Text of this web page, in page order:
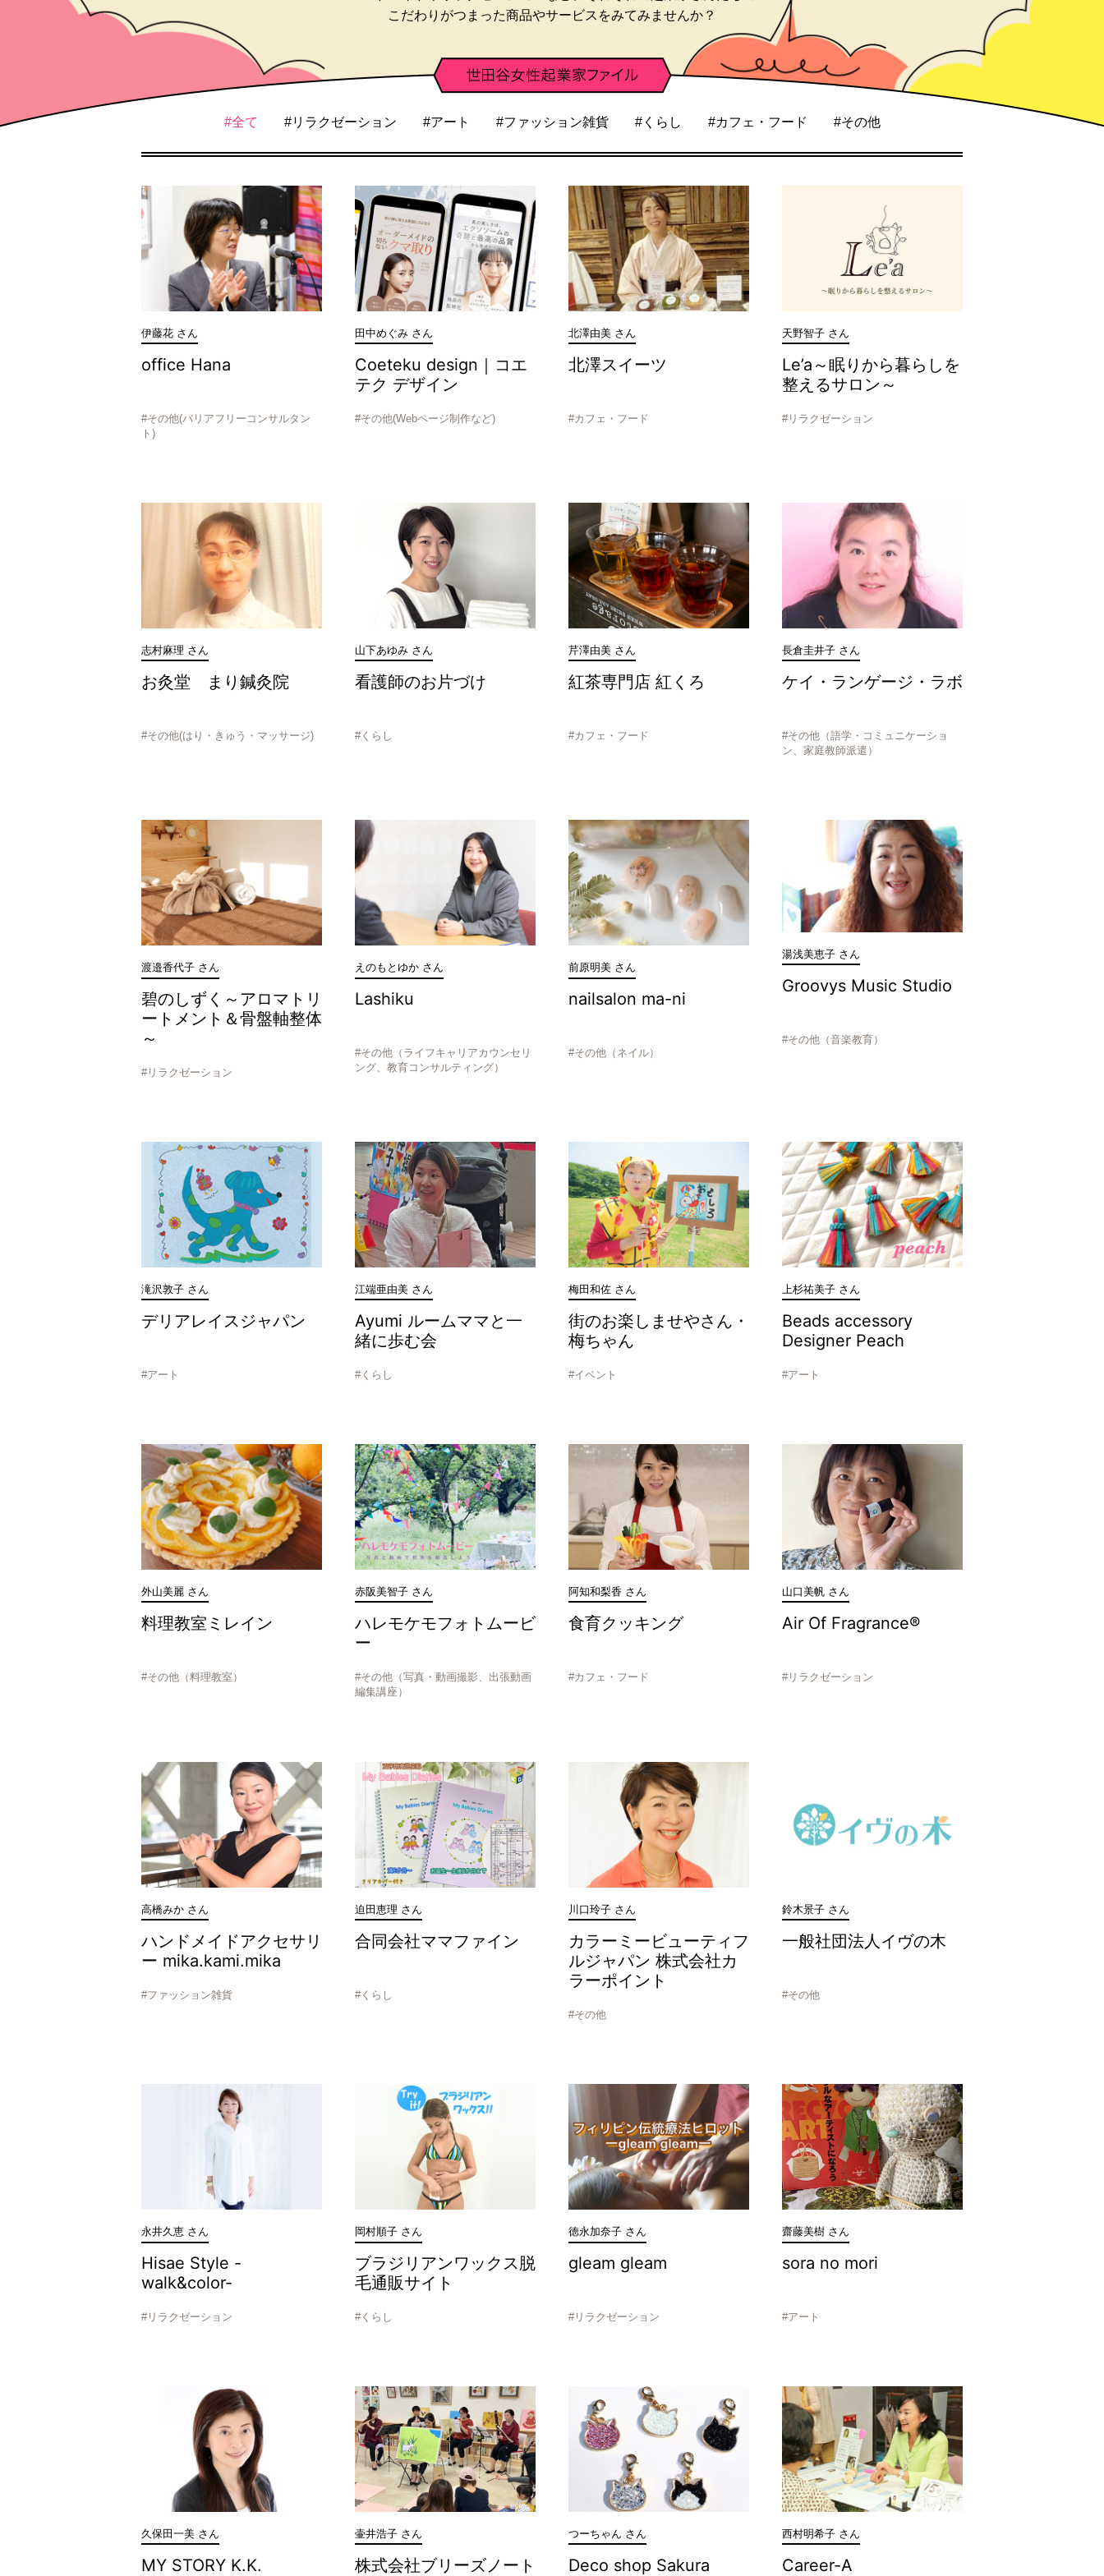
こだわりがつまった商品やサービスをみてみませんか？
#全て #リラクゼーション #アート #ファッション雑貨 #くらし #カフェ・フード #その他
伊藤花 さん
office Hana
#その他(バリアフリーコンサルタン
ト)
田中めぐみ さん
Coeteku design｜コエ
テク デザイン
#その他(Webページ制作など)
北澤由美 さん
北澤スイーツ
#カフェ・フード
天野智子 さん
Le’a～眠りから暮らしを
整えるサロン～
#リラクゼーション
志村麻理 さん
お灸堂 まり鍼灸院
#その他(はり・きゅう・マッサージ)
山下あゆみ さん
看護師のお片づけ
#くらし
芹澤由美 さん
紅茶専門店 紅くろ
#カフェ・フード
長倉圭井子 さん
ケイ・ランゲージ・ラボ
#その他（語学・コミュニケーショ
ン、家庭教師派遣）
渡邉香代子 さん
碧のしずく～アロマトリ
ートメント＆骨盤軸整体
～
#リラクゼーション
えのもとゆか さん
Lashiku
#その他（ライフキャリアカウンセリ
ング、教育コンサルティング）
前原明美 さん
nailsalon ma-ni
#その他（ネイル）
湯浅美恵子 さん
Groovys Music Studio
#その他（音楽教育）
滝沢敦子 さん
デリアレイスジャパン
#アート
江端亜由美 さん
Ayumi ルームママと一
緒に歩む会
#くらし
梅田和佐 さん
街のお楽しませやさん・
梅ちゃん
#イベント
上杉祐美子 さん
Beads accessory
Designer Peach
#アート
外山美麗 さん
料理教室ミレイン
#その他（料理教室）
赤阪美智子 さん
ハレモケモフォトムービ
ー
#その他（写真・動画撮影、出張動画
編集講座）
阿知和梨香 さん
食育クッキング
#カフェ・フード
山口美帆 さん
Air Of Fragrance®
#リラクゼーション
高橋みか さん
ハンドメイドアクセサリ
ー mika.kami.mika
#ファッション雑貨
迫田恵理 さん
合同会社ママファイン
#くらし
川口玲子 さん
カラーミービューティフ
ルジャパン 株式会社カ
ラーポイント
#その他
鈴木景子 さん
一般社団法人イヴの木
#その他
永井久恵 さん
Hisae Style -
walk&color-
#リラクゼーション
岡村順子 さん
ブラジリアンワックス脱
毛通販サイト
#くらし
徳永加奈子 さん
gleam gleam
#リラクゼーション
齋藤美樹 さん
sora no mori
#アート
久保田一美 さん
MY STORY K.K.
壷井浩子 さん
株式会社ブリーズノート
つーちゃん さん
Deco shop Sakura
西村明希子 さん
Career-A